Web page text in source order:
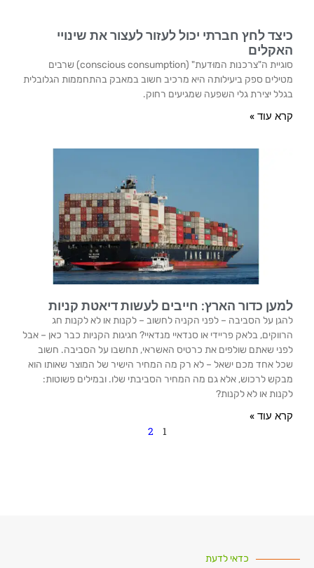
כיצד לחץ חברתי יכול לעזור לעצור את שינויי
האקלים
סוגיית ה"צרכנות המוּדעת" (conscious consumption) שרבים
מטילים ספק ביעילותה היא מרכיב חשוב במאבק בהתחממות הגלובלית
בגלל יצירת גלי השפעה שמגיעים רחוק.
קרא עוד »
למען כדור הארץ: חייבים לעשות דיאטת קניות
להגן על הסביבה – לפני הקניה לחשוב – לקנות או לא לקנות חג
הרווקים, בלאק פריידי או סנדאיי מנדאיי? חגיגות הקניות כבר כאן – אבל
לפני שאתם שולפים את כרטיס האשראי, תחשבו על הסביבה. חשוב
שכל אחד מכם ישאל – לא רק מה המחיר הישיר של המוצר שאותו הוא
מבקש לרכוש, אלא גם מה המחיר הסביבתי שלו. ובמילים פשוטות:
לקנות או לא לקנות?
קרא עוד »
1
2
כדאי לדעת